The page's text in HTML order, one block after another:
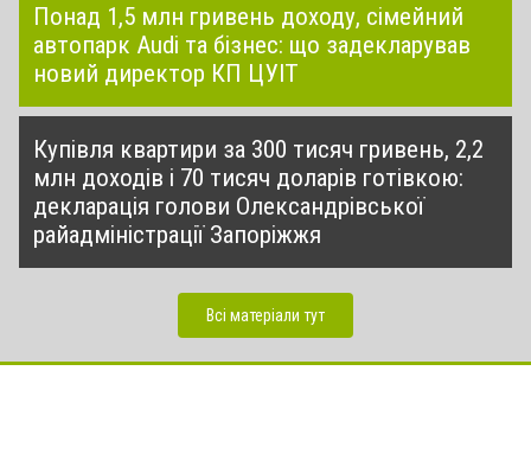
Понад 1,5 млн гривень доходу, сімейний
автопарк Audi та бізнес: що задекларував
новий директор КП ЦУІТ
Купівля квартири за 300 тисяч гривень, 2,2
млн доходів і 70 тисяч доларів готівкою:
декларація голови Олександрівської
райадміністрації Запоріжжя
Всі матеріали тут